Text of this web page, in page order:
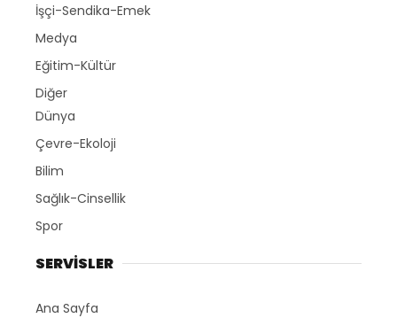
İşçi-Sendika-Emek
Medya
Eğitim-Kültür
Diğer
Dünya
Çevre-Ekoloji
Bilim
Sağlık-Cinsellik
Spor
SERVİSLER
Ana Sayfa